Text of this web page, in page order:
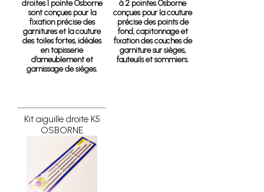
droites 1 pointe Osborne
sont conçues pour la
fixation précise des
garnitures et la couture
des toiles fortes, idéales
en tapisserie
d’ameublement et
garnissage de sièges.
à 2 pointes Osborne
conçues pour la couture
précise des points de
fond, capitonnage et
fixation des couches de
garniture sur sièges,
fauteuils et sommiers.
Kit aiguille droite K5
OSBORNE